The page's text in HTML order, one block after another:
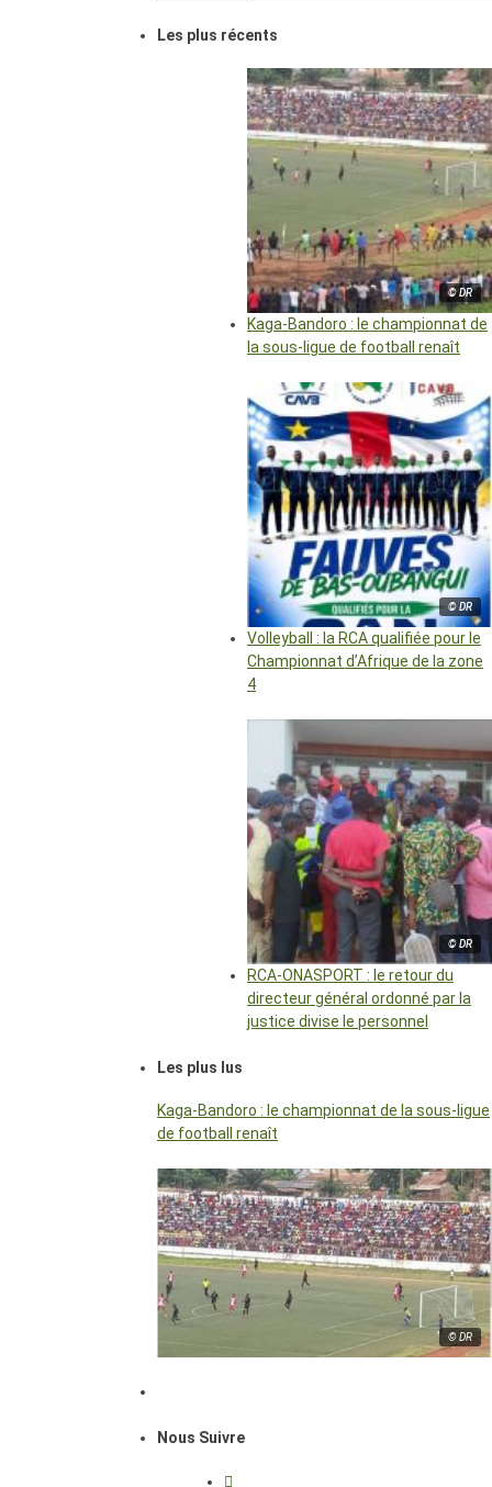
Les plus récents
© DR
Kaga-Bandoro : le championnat de
la sous-ligue de football renaît
© DR
Volleyball : la RCA qualifiée pour le
Championnat d’Afrique de la zone
4
© DR
RCA-ONASPORT : le retour du
directeur général ordonné par la
justice divise le personnel
Les plus lus
Kaga-Bandoro : le championnat de la sous-ligue
de football renaît
© DR
Nous Suivre